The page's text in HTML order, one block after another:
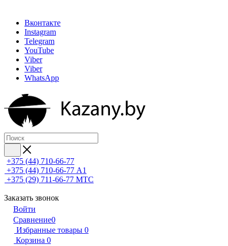
Вконтакте
Instagram
Telegram
YouTube
Viber
Viber
WhatsApp
+375 (44) 710-66-77
+375 (44) 710-66-77 А1
+375 (29) 711-66-77 МТС
Заказать звонок
Войти
Сравнение0
Избранные товары 0
Корзина 0